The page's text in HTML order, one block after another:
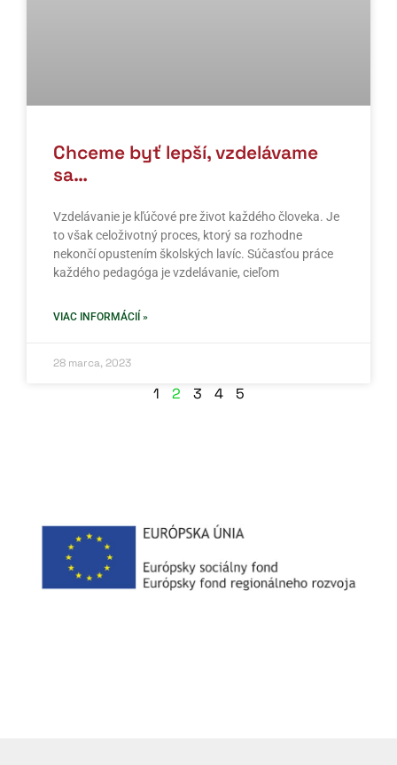
Chceme byť lepší, vzdelávame
sa…
Vzdelávanie je kľúčové pre život každého človeka. Je
to však celoživotný proces, ktorý sa rozhodne
nekončí opustením školských lavíc. Súčasťou práce
každého pedagóga je vzdelávanie, cieľom
VIAC INFORMÁCIÍ »
28 marca, 2023
1 2 3 4 5